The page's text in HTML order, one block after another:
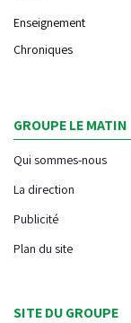
Enseignement
Chroniques
GROUPE LE MATIN
Qui sommes-nous
La direction
Publicité
Plan du site
SITE DU GROUPE